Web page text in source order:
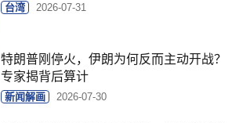
台湾 2026-07-31
特朗普刚停火，伊朗为何反而主动开战？
专家揭背后算计
新闻解画 2026-07-30